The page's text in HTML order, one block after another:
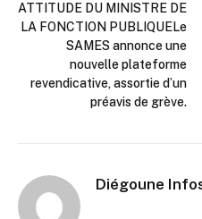
ATTITUDE DU MINISTRE DE
LA FONCTION PUBLIQUELe
SAMES annonce une
nouvelle plateforme
revendicative, assortie d’un
préavis de grève.
Diégoune